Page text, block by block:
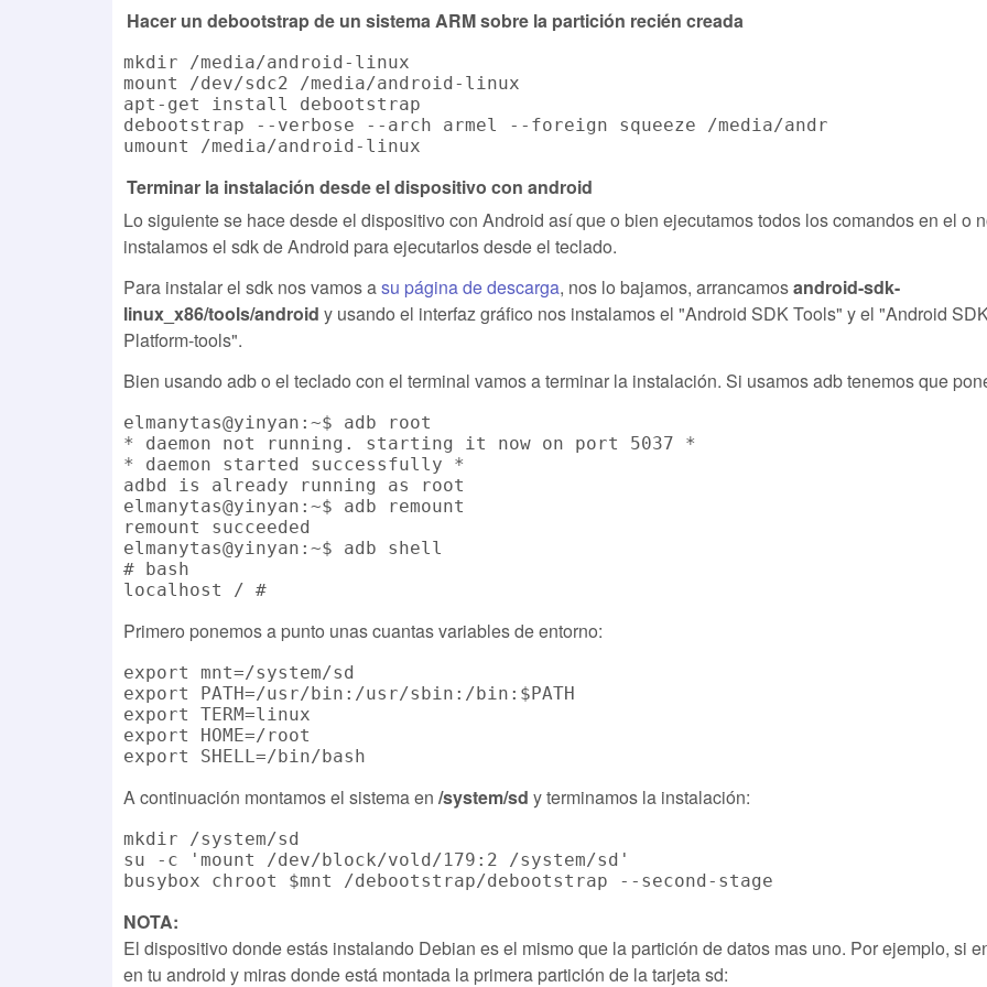
Hacer un debootstrap de un sistema ARM sobre la partición recién creada
mkdir /media/android-linux
mount /dev/sdc2 /media/android-linux
apt-get install debootstrap
debootstrap --verbose --arch armel --foreign squeeze /media/android-linux
Terminar la instalación desde el dispositivo con android
Lo siguiente se hace desde el dispositivo con Android así que o bien ejecutamos todos los comandos en el o
instalamos el sdk de Android para ejecutarlos desde el teclado.
Para instalar el sdk nos vamos asu página de descarga, nos lo bajamos, arrancamosandroid-sdk-
linux_x86/tools/android y usando el interfaz gráfico nos instalamos el "Android SDK Tools" y el "Android
Platform-tools".
Bien usando adb o el teclado con el terminal vamos a terminar la instalación. Si usamos adb tenemos que
elmanytas@yinyan:~$ adb root
* daemon not running. starting it now on port 5037 *
* daemon started successfully *
adbd is already running as root
elmanytas@yinyan:~$ adb remount
remount succeeded
elmanytas@yinyan:~$ adb shell
# bash
Primero ponemos a punto unas cuantas variables de entorno:
export mnt=/system/sd
export PATH=/usr/bin:/usr/sbin:/bin:$PATH
export TERM=linux
export HOME=/root
A continuación montamos el sistema en /system/sd y terminamos la instalación:
mkdir /system/sd
su -c 'mount /dev/block/vold/179:2 /system/sd'
NOTA:
El dispositivo donde estás instalando Debian es el mismo que la partición de datos mas uno. Por ejemplo, si
en tu android y miras donde está montada la primera partición de la tarjeta sd: